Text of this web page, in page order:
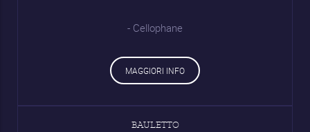
- Cellophane
MAGGIORI INFO
BAULETTO